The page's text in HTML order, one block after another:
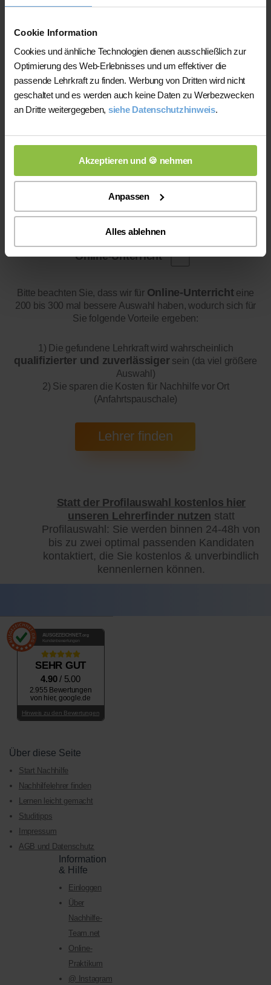
Cookie Information
Cookies und änhliche Technologien dienen ausschließlich zur
Optimierung des Web-Erlebnisses und um effektiver die
passende Lehrkraft zu finden. Werbung von Dritten wird nicht
geschaltet und es werden auch keine Daten zu Werbezwecken
an Dritte weitergegeben, siehe Datenschutzhinweis.
Akzeptieren und 🍪 nehmen
Anpassen
Alles ablehnen
qualifizierten Lehrer/innen sofort
zur Verfügung stellen.
Jetzt verfügbare Lehrer/innen
für Online-Nachhilfe anzeigen
lassen.
Online-Unterricht
Bitte beachten Sie, dass wir für Online-Unterrichteine
200 bis 300 mal bessere Auswahl haben, wodurch sich für
Sie folgende Vorteile ergeben:
1) Die gefundene Lehrkraft wird wahrscheinlich
qualifizierter und zuverlässigersein (da viel größere
Auswahl)
2) Sie sparen die Kosten für Nachhilfe vor Ort
(Anfahrtspauschale)
Statt der Profilauswahl kostenlos hier
unseren Lehrerfinder nutzen statt
Profilauswahl: Sie werden binnen 24-48h von
bis zu zwei optimal passenden Kandidaten
kontaktiert, die Sie kostenlos & unverbindlich
kennenlernen können.
AUSGEZEICHNET .org
Kundenbewertungen
SEHR GUT
4.90/ 5.00
2.955 Bewertungen
von hier, google.de
Hinweis zu den Bewertungen
Über diese Seite
Start Nachhilfe
Nachhilfelehrer finden
Lernen leicht gemacht
Studitipps
Impressum
AGB und Datenschutz
Information
& Hilfe
Einloggen
Über
Nachhilfe-
Team.net
Online-
Praktikum
@ Instagram